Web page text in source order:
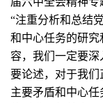
“注重分析和总结
和中心任务的研
容，我们一定要
要论述，对于我
主要矛盾和中心